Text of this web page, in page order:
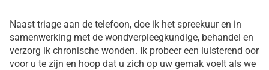
Naast triage aan de telefoon, doe ik het spreekuur en in
samenwerking met de wondverpleegkundige, behandel en
verzorg ik chronische wonden. Ik probeer een luisterend oor
voor u te zijn en hoop dat u zich op uw gemak voelt als we